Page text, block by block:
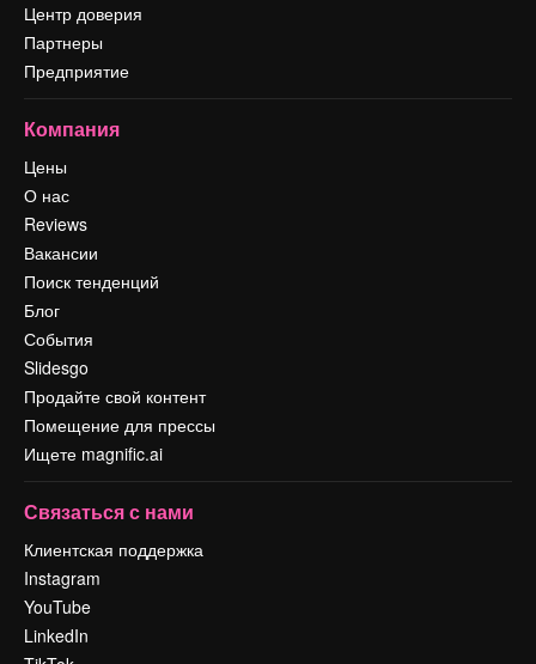
Центр доверия
Партнеры
Предприятие
Компания
Цены
О нас
Reviews
Вакансии
Поиск тенденций
Блог
События
Slidesgo
Продайте свой контент
Помещение для прессы
Ищете magnific.ai
Связаться с нами
Клиентская поддержка
Instagram
YouTube
LinkedIn